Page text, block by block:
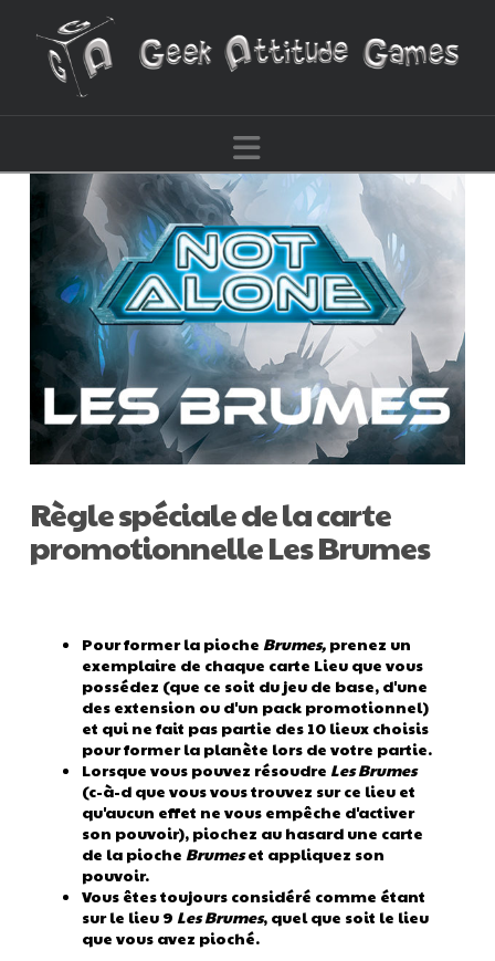
Navigation
Règle spéciale de la carte
promotionnelle Les Brumes
Pour former la pioche Brumes, prenez un
exemplaire de chaque carte Lieu que vous
possédez (que ce soit du jeu de base, d'une
des extension ou d'un pack promotionnel)
et qui ne fait pas partie des 10 lieux choisis
pour former la planète lors de votre partie.
Lorsque vous pouvez résoudre Les Brumes
(c-à-d que vous vous trouvez sur ce lieu et
qu'aucun effet ne vous empêche d'activer
son pouvoir), piochez au hasard une carte
de la pioche Brumeset appliquez son
pouvoir.
Vous êtes toujours considéré comme étant
sur le lieu 9 Les Brumes, quel que soit le lieu
que vous avez pioché.